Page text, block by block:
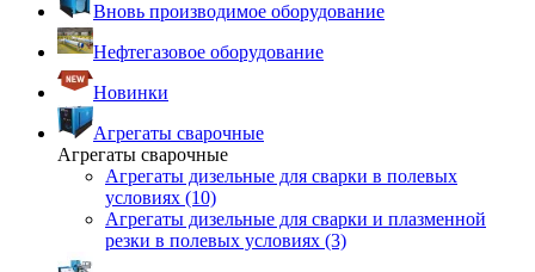
Вновь производимое оборудование
Нефтегазовое оборудование
Новинки
Агрегаты сварочные
Агрегаты сварочные
Агрегаты дизельные для сварки в полевых
условиях (10)
Агрегаты дизельные для сварки и плазменной
резки в полевых условиях (3)